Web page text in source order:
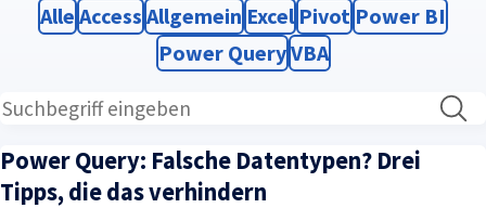
Filter
Alle Filter
Access Filter
Allgemein Filter
Excel Filter
Pivot Filter
Power BI
Filter
Power QueryFilter
VBA
Power Query: Falsche Datentypen? Drei
Tipps, die das verhindern